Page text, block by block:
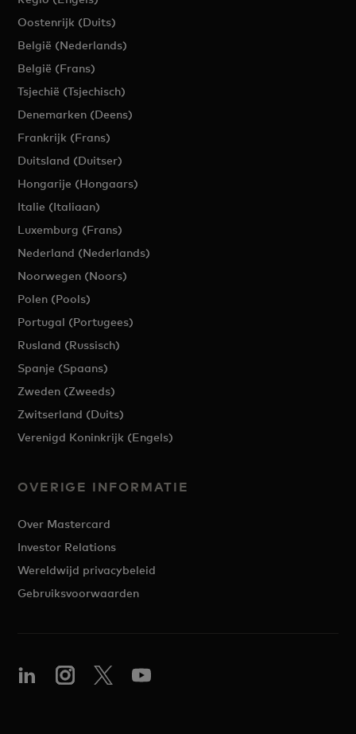
Oostenrijk (Duits)
België (Nederlands)
België (Frans)
Tsjechië (Tsjechisch)
Denemarken (Deens)
Frankrijk (Frans)
Duitsland (Duitser)
Hongarije (Hongaars)
Italie (Italiaan)
Luxemburg (Frans)
Nederland (Nederlands)
Noorwegen (Noors)
Polen (Pools)
Portugal (Portugees)
Rusland (Russisch)
Spanje (Spaans)
Zweden (Zweeds)
Zwitserland (Duits)
Verenigd Koninkrijk (Engels)
OVERIGE INFORMATIE
Over Mastercard
Investor Relations
Wereldwijd privacybeleid
Gebruiksvoorwaarden